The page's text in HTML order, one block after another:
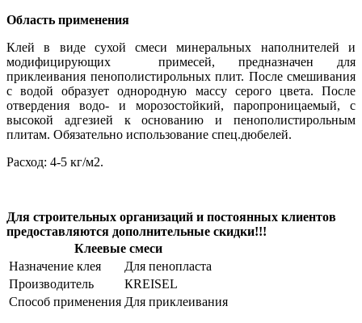
Область применения
Клей в виде сухой смеси минеральных наполнителей и
модифицирующих примесей, предназначен для
приклеивания пенополистирольных плит. После смешивания
с водой образует однородную массу серого цвета. После
отвердения водо- и морозостойкий, паропроницаемый, с
высокой адгезией к основанию и пенополистирольным
плитам. Обязательно использование спец.дюбелей.
Расход: 4-5 кг/м2.
Для строительных организаций и постоянных клиентов
предоставляются дополнительные скидки!!!
Клеевые смеси
Назначение клея
Для пенопласта
Производитель
КREISEL
Способ применения Для приклеивания